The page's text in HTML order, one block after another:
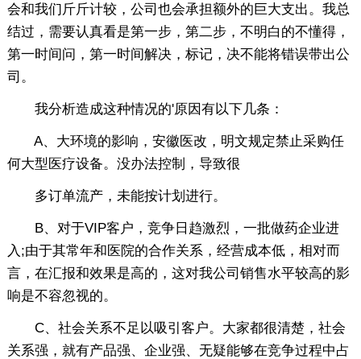
会和我们斤斤计较，公司也会承担额外的巨大支出。我总
结过，需要认真看是第一步，第二步，不明白的不懂得，
第一时间问，第一时间解决，标记，决不能将错误带出公
司。
我分析造成这种情况的'原因有以下几条：
A、大环境的影响，安徽医改，明文规定禁止采购任
何大型医疗设备。没办法控制，导致很
多订单流产，未能按计划进行。
B、对于VIP客户，竞争日趋激烈，一批做药企业进
入;由于其常年和医院的合作关系，经营成本低，相对而
言，在汇报和效果是高的，这对我公司销售水平较高的影
响是不容忽视的。
C、社会关系不足以吸引客户。大家都很清楚，社会
关系强，就有产品强、企业强、无疑能够在竞争过程中占